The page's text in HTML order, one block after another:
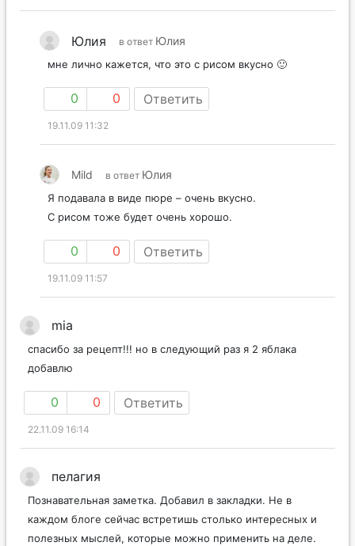
Юлия в ответ Юлия
мне лично кажется, что это с рисом вкусно 🙂
0 0 Ответить
19.11.09 11:32
Mild в ответ Юлия
Я подавала в виде пюре – очень вкусно.
С рисом тоже будет очень хорошо.
0 0 Ответить
19.11.09 11:57
mia
спасибо за рецепт!!! но в следующий раз я 2 яблака
добавлю
0 0 Ответить
22.11.09 16:14
пeлaгия
Познавательная заметка. Добавил в закладки. Не в
каждом блоге сейчас встретишь столько интересных и
полезных мыслей, которые можно применить на деле.